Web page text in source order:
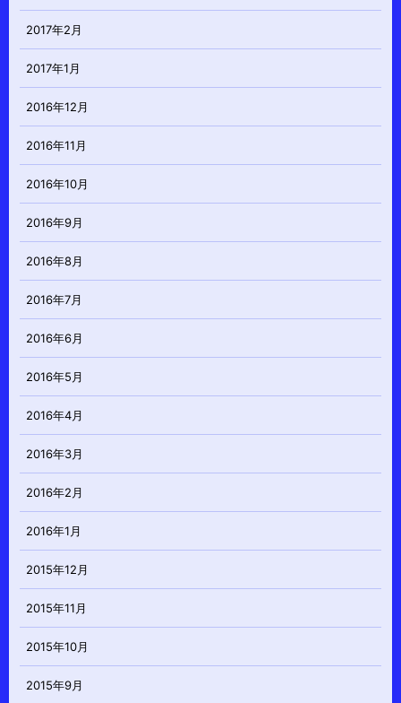
2017年2月
2017年1月
2016年12月
2016年11月
2016年10月
2016年9月
2016年8月
2016年7月
2016年6月
2016年5月
2016年4月
2016年3月
2016年2月
2016年1月
2015年12月
2015年11月
2015年10月
2015年9月